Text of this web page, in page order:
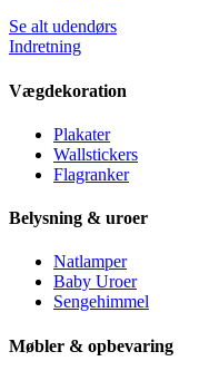
Se alt udendørs
Indretning
Vægdekoration
Plakater
Wallstickers
Flagranker
Belysning & uroer
Natlamper
Baby Uroer
Sengehimmel
Møbler & opbevaring